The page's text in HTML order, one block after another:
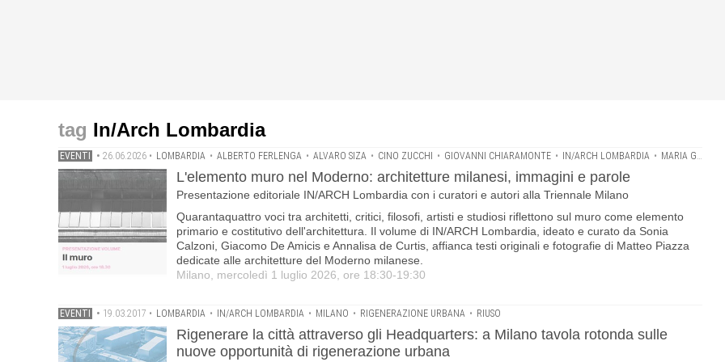
In/Arch Lombardia
EVENTI • 26.06.2026 • LOMBARDIA • ALBERTO FERLENGA • ALVARO SIZA • CINO ZUCCHI • GIOVANNI CHIARAMONTE • IN/ARCH LOMBARDIA • MARIA GIUSEPPINA GRASSO CANNIZZO
L'elemento muro nel Moderno: architetture milanesi, immagini e parole
Presentazione editoriale IN/ARCH Lombardia con i curatori e autori alla Triennale Milano
Quarantaquattro voci tra architetti, critici, filosofi, artisti e studiosi riflettono sul muro come elemento
primario e costitutivo dell'architettura. Il volume di IN/ARCH Lombardia, ideato e curato da Sonia
Calzoni, Giacomo De Amicis e Annalisa de Curtis, affianca testi originali e fotografie di Matteo Piazza
dedicate alle architetture del Moderno milanese.
Milano, mercoledì 1 luglio 2026, ore 18:30-19:30
EVENTI • 19.03.2017 • LOMBARDIA • IN/ARCH LOMBARDIA • MILANO • RIGENERAZIONE URBANA • RIUSO
Rigenerare la città attraverso gli Headquarters: a Milano tavola rotonda sulle
nuove opportunità di rigenerazione urbana